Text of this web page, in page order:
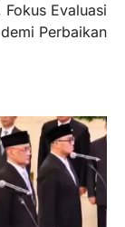
Fokus Evaluasi
demi Perbaikan